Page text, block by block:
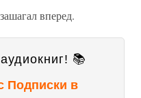
вперед.
📚
Подписки в